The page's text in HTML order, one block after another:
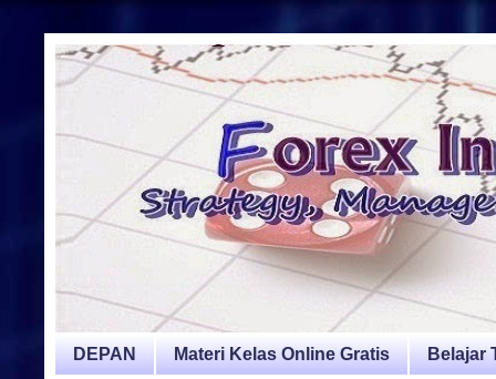
DEPAN Materi Kelas Online Gratis Belajar